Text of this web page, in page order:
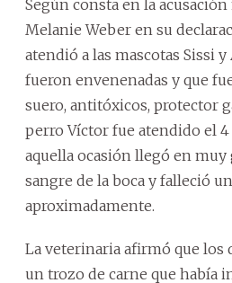
Según consta en la
Melanie Weber en su
atendió a las mascotas Sissi
fueron envenenadas y que
suero, antitóxicos, protector
perro Víctor fue atendido el 4
aquella ocasión llegó en muy
sangre de la boca y falleció
aproximadamente.
La veterinaria afirmó que los
un trozo de carne que había